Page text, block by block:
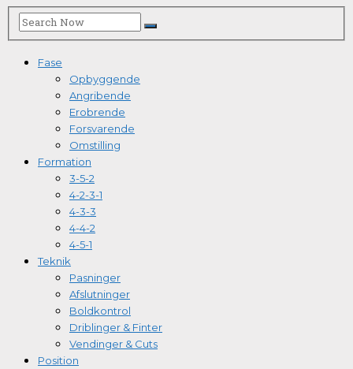
Fase
Opbyggende
Angribende
Erobrende
Forsvarende
Omstilling
Formation
3-5-2
4-2-3-1
4-3-3
4-4-2
4-5-1
Teknik
Pasninger
Afslutninger
Boldkontrol
Driblinger & Finter
Vendinger & Cuts
Position